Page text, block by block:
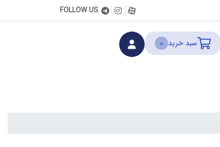
FOLLOW US
سبد خرید 0